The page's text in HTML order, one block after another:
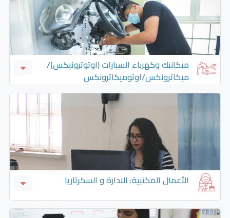
ميكانيك وكهرباء السيارات (اوتوترونيكس)/
ميكاترونكس/اوتوميكاترونكس
اوترونيكس او اوتوميكاترونيكس او ميكاترونيكس
المركبات
كهرباء سيارات
ميكانيك سيارات
الأعمال المكتبية: الادارة و السكرتاريا
الأعمال الإدارية و السكرتايا و السكرتايا الإدارية